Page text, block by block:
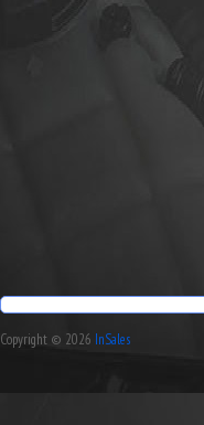
Copyright © 2026 InSales